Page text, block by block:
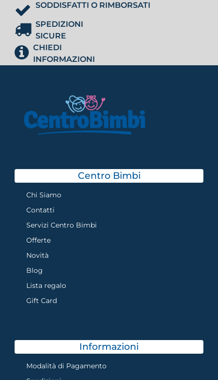
SODDISFATTI O RIMBORSATI
SPEDIZIONI
SICURE
CHIEDI
INFORMAZIONI
Centro Bimbi
Chi Siamo
Contatti
Servizi Centro Bimbi
Offerte
Novità
Blog
Lista regalo
Gift Card
Informazioni
Modalità di Pagamento